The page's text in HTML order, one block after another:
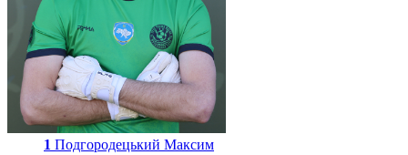
1 Подгородецький Максим